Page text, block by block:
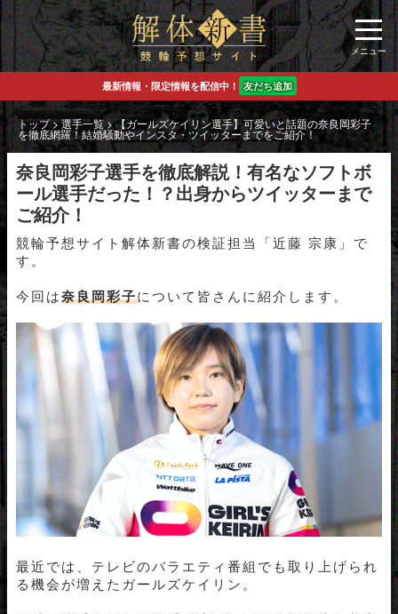
最新情報・限定情報を配信中！ 友だち追加
トップ>選手一覧>【ガールズケイリン選手】可愛いと話題の奈良岡彩子
を徹底網羅！結婚騒動やインスタ・ツイッターまでをご紹介！
奈良岡彩子選手を徹底解説！有名なソフトボ
ール選手だった！？出身からツイッターまで
ご紹介！
競輪予想サイト解体新書の検証担当「近藤 宗康」で
す。
今回は奈良岡彩子について皆さんに紹介します。
最近では、テレビのバラエティ番組でも取り上げられ
る機会が増えたガールズケイリン。